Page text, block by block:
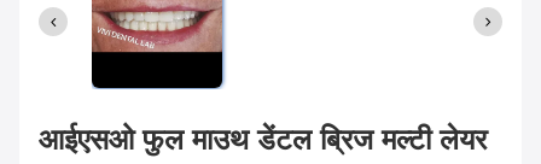
आईएसओ फुल माउथ डेंटल ब्रिज मल्टी लेयर